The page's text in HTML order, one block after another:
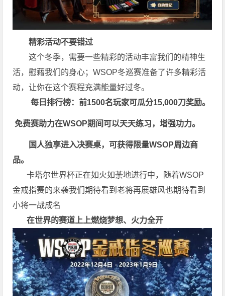
精彩活动不要错过
这个冬季，需要一些精彩的活动丰富我们的精神生
活，慰藉我们的身心；WSOP冬巡赛准备了许多精彩活
动，让你在这个赛程充满能量好过冬。
每日排行榜：前1500名玩家可瓜分15,000刀奖励。
免费赛助力在WSOP期间可以天天练习，增强功力。
国人独享进入决赛桌，可获得限量WSOP周边商
品。
卡塔尔世界杯正在如火如荼地进行中，随着WSOP
金戒指赛的来袭我们期待看到老将再展雄风也期待看到
小将一战成名
在世界的赛道上上燃烧梦想、火力全开